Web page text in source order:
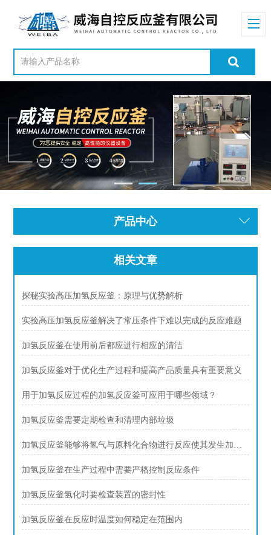
产品中心
相关文章
探秘实验高压加氢反应釜：原理与优势解析
实验高压加氢反应釜解决了常压条件下难以完成的反应难题
加氢反应釜在使用前后都应进行相应的清洁
加氢反应釜对于优化生产过程和提高产品质量具有重要意义
用于加氢反应过程的加氢反应釜可应用于哪些领域？
加氢反应釜需要定期检查和清理内部垃圾
加氢反应釜能够将氢气与原料化合物进行反应使其发生加氢反应
加氢反应釜在生产过程中需要严格控制反应条件
加氢反应釜氢化时要检查装置的密封性
加氢反应釜在反应时温度如何稳定在范围内